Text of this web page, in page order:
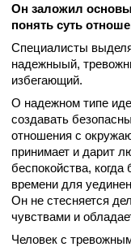
Он заложил основы
понять суть
Специалисты
надежныый,
избегающий.
О надежном типе
создавать
отношения с
принимает и дарит
беспокойства, когда
времени для
Он не стесняется
чувствами и
Человек с